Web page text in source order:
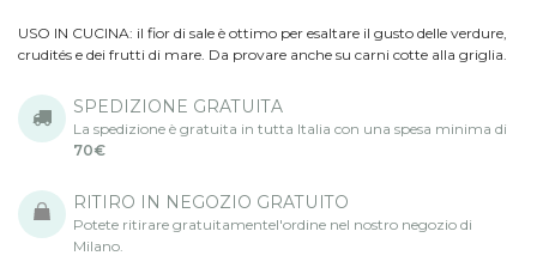
USO IN CUCINA: il fior di sale è ottimo per esaltare il gusto delle verdure,
crudités e dei frutti di mare. Da provare anche su carni cotte alla griglia.
SPEDIZIONE GRATUITA
La spedizione è gratuita in tutta Italia con una spesa minima di
70€
RITIRO IN NEGOZIO GRATUITO
Potete ritirare gratuitamentel'ordine nel nostro negozio di
Milano.